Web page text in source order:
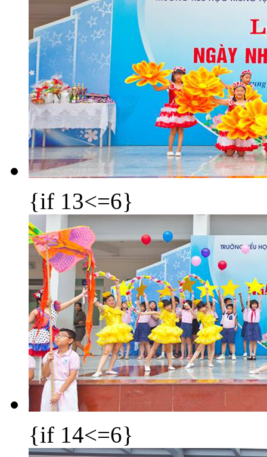
{if 13<=6}
{if 14<=6}